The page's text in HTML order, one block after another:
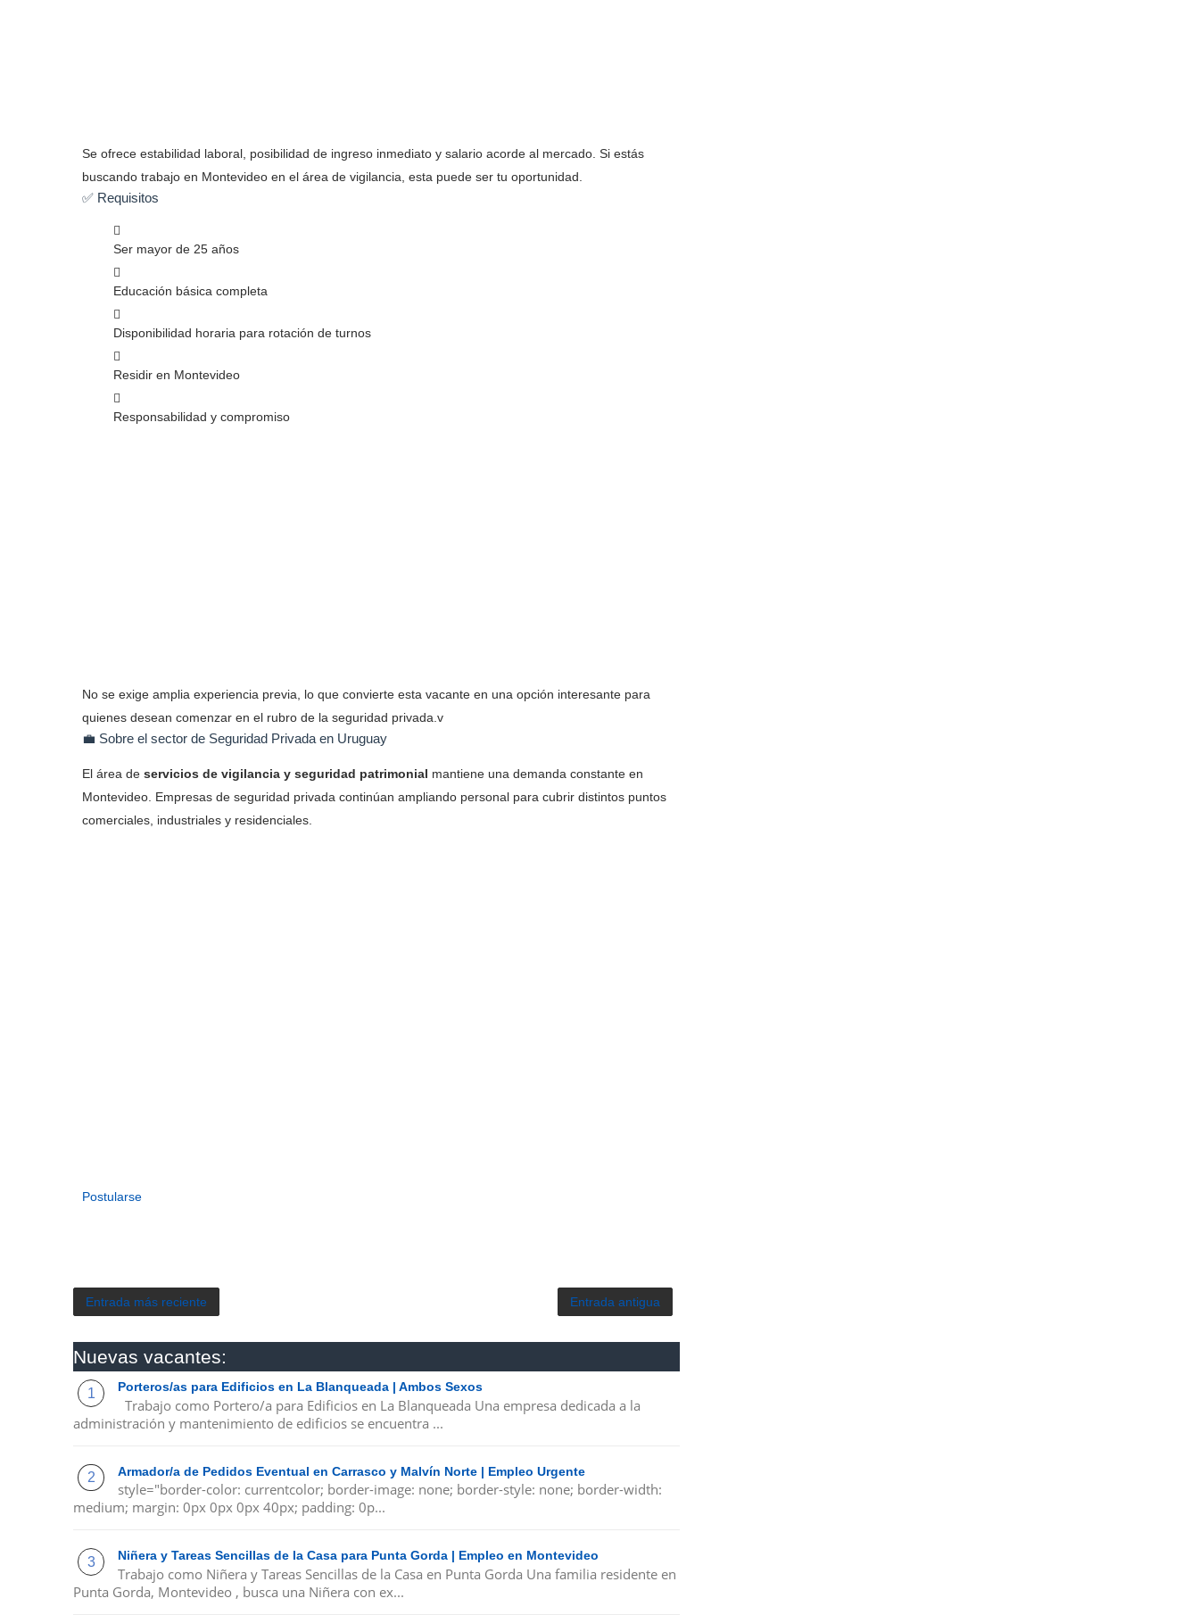
Se ofrece estabilidad laboral, posibilidad de ingreso inmediato y salario acorde al mercado. Si estás
buscando trabajo en Montevideo en el área de vigilancia, esta puede ser tu oportunidad.
✅ Requisitos
Ser mayor de 25 años
Educación básica completa
Disponibilidad horaria para rotación de turnos
Residir en Montevideo
Responsabilidad y compromiso
No se exige amplia experiencia previa, lo que convierte esta vacante en una opción interesante para
quienes desean comenzar en el rubro de la seguridad privada.v
💼 Sobre el sector de Seguridad Privada en Uruguay
El área de servicios de vigilancia y seguridad patrimonial mantiene una demanda constante en
Montevideo. Empresas de seguridad privada continúan ampliando personal para cubrir distintos puntos
comerciales, industriales y residenciales.
Postularse
Entrada más reciente Entrada antigua
Nuevas vacantes:
Porteros/as para Edificios en La Blanqueada | Ambos Sexos
Trabajo como Portero/a para Edificios en La Blanqueada Una empresa dedicada a la
administración y mantenimiento de edificios se encuentra ...
Armador/a de Pedidos Eventual en Carrasco y Malvín Norte | Empleo Urgente
style="border-color: currentcolor; border-image: none; border-style: none; border-width:
medium; margin: 0px 0px 0px 40px; padding: 0p...
Niñera y Tareas Sencillas de la Casa para Punta Gorda | Empleo en Montevideo
Trabajo como Niñera y Tareas Sencillas de la Casa en Punta Gorda Una familia residente en
Punta Gorda, Montevideo , busca una Niñera con ex...